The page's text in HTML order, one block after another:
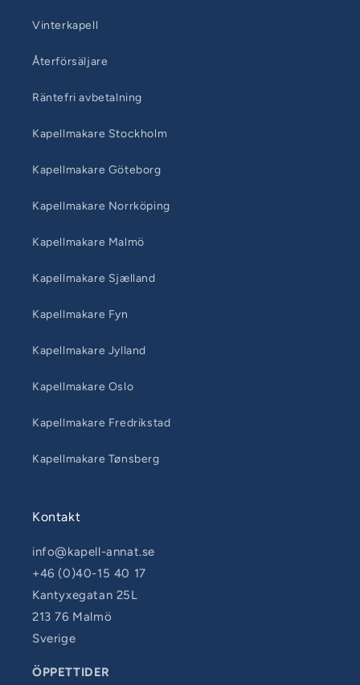
Vinterkapell
Återförsäljare
Räntefri avbetalning
Kapellmakare Stockholm
Kapellmakare Göteborg
Kapellmakare Norrköping
Kapellmakare Malmö
Kapellmakare Sjælland
Kapellmakare Fyn
Kapellmakare Jylland
Kapellmakare Oslo
Kapellmakare Fredrikstad
Kapellmakare Tønsberg
Kontakt
info@kapell-annat.se
+46 (0)40-15 40 17
Kantyxegatan 25L
213 76 Malmö
Sverige
ÖPPETTIDER